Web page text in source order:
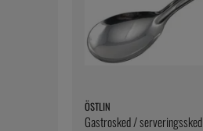
ÖSTLIN
Gastrosked / serveringssked